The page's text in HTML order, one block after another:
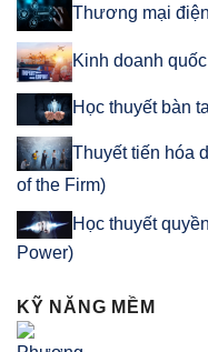
Thương mại
Kinh doanh
Học thuyết bàn
Thuyết tiến hóa
of the Firm)
Học thuyết
Power)
KỸ NĂNG MỀM